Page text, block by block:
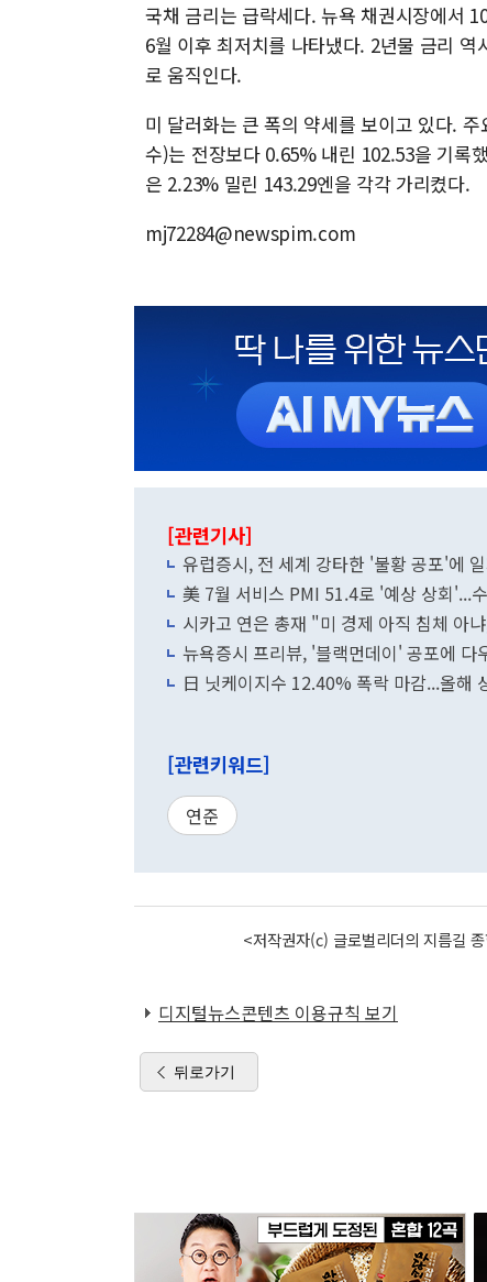
국채 금리는 급락세다. 뉴욕 채권시장에서
6월 이후 최저치를 나타냈다. 2년물 금리
로 움직인다.
미 달러화는 큰 폭의 약세를 보이고 있다.
수)는 전장보다 0.65% 내린 102.53을 기록
은 2.23% 밀린 143.29엔을 각각 가리켰다.
mj72284@newspim.com
[관련기사]
유럽증시, 전 세계 강타한 '불황 공포'에
美 7월 서비스 PMI 51.4로 '예상 상회'...
시카고 연은 총재 "미 경제 아직 침체 아
뉴욕증시 프리뷰, '블랙먼데이' 공포에
日 닛케이지수 12.40% 폭락 마감...올해
[관련키워드]
연준
<저작권자(c) 글로벌리더의 지름길
디지털뉴스콘텐츠 이용규칙 보기
뒤로가기